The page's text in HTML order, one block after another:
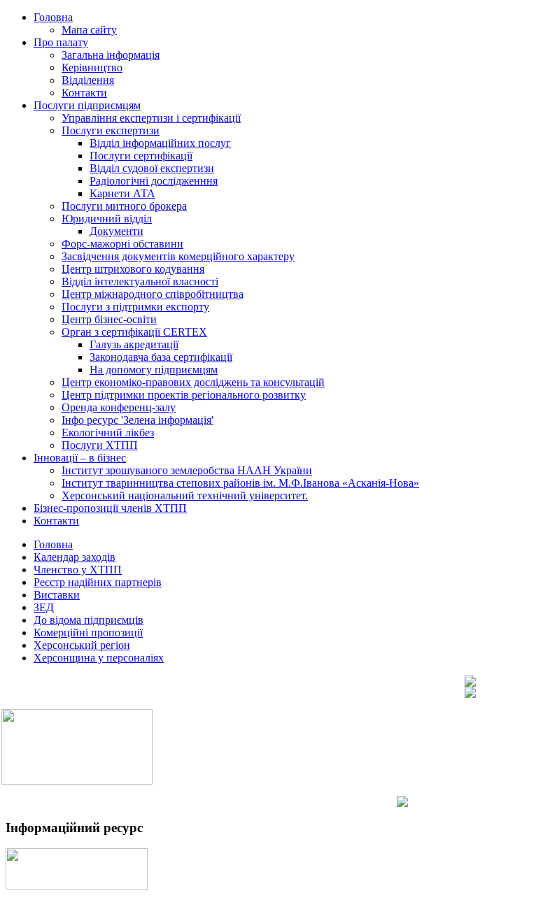
Головна
Мапа сайту
Про палату
Загальна інформація
Керівництво
Відділення
Контакти
Послуги підприємцям
Управління експертизи і сертифікації
Послуги експертизи
Відділ інформаційних послуг
Послуги сертифікації
Відділ судової експертизи
Радіологічні дослідженння
Карнети АТА
Послуги митного брокера
Юридичний відділ
Документи
Форс-мажорні обставини
Засвідчення документів комерційного характеру
Центр штрихового кодування
Відділ інтелектуальної власності
Центр міжнародного співробітництва
Послуги з підтримки експорту
Центр бізнес-освіти
Орган з сертифікації CERTEX
Галузь акредитації
Законодавча база сертифікації
На допомогу підприємцям
Центр економіко-правових досліджень та консультацій
Центр підтримки проектів регіонального розвитку
Оренда конференц-залу
Інфо ресурс 'Зелена інформація'
Екологічний лікбез
Послуги ХТПП
Інновації – в бізнес
Інститут зрошуваного землеробства НААН України
Інститут тваринництва степових районів ім. М.Ф.Іванова «Асканія-Нова»
Херсонський національний технічний університет.
Бізнес-пропозиції членів ХТПП
Контакти
Головна
Календар заходів
Членство у ХТПП
Реєстр надійних партнерів
Виставки
ЗЕД
До відома підприємців
Комерційні пропозиції
Херсонський регіон
Херсонщина у персоналіях
Інформаційний ресурс